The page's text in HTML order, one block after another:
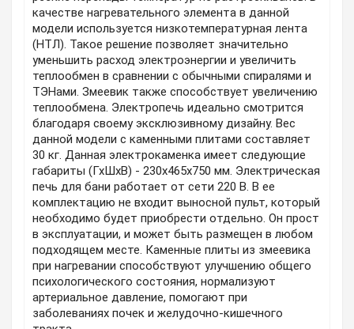
качестве нагревательного элемента в данной
модели используется низкотемпературная лента
(НТЛ). Такое решение позволяет значительно
уменьшить расход электроэнергии и увеличить
теплообмен в сравнении с обычными спиралями и
ТЭНами. Змеевик также способствует увеличению
теплообмена. Электропечь идеально смотрится
благодаря своему эксклюзивному дизайну. Вес
данной модели с каменными плитами составляет
30 кг. Данная электрокаменка имеет следующие
габариты (ГхШхВ) - 230х465х750 мм. Электрическая
печь для бани работает от сети 220 В. В ее
комплектацию не входит выносной пульт, который
необходимо будет приобрести отдельно. Он прост
в эксплуатации, и может быть размещен в любом
подходящем месте. Каменные плиты из змеевика
при нагревании способствуют улучшению общего
психологического состояния, нормализуют
артериальное давление, помогают при
заболеваниях почек и желудочно-кишечного